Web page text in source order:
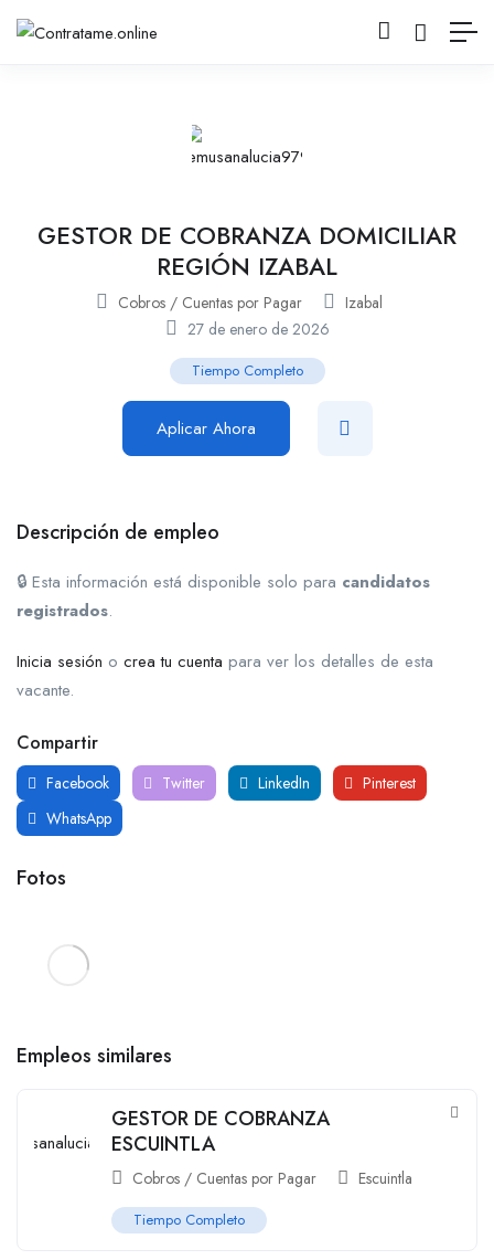
GESTOR DE COBRANZA DOMICILIAR
REGIÓN IZABAL
Cobros / Cuentas por Pagar
Izabal
27 de enero de 2026
Tiempo Completo
Aplicar Ahora
Descripción de empleo
🔒 Esta información está disponible solo para candidatos
registrados.
Inicia sesión o crea tu cuenta para ver los detalles de esta
vacante.
Compartir
Facebook Twitter LinkedIn
Pinterest
WhatsApp
Fotos
Empleos similares
GESTOR DE COBRANZA
ESCUINTLA
Cobros / Cuentas por Pagar Escuintla
Tiempo Completo